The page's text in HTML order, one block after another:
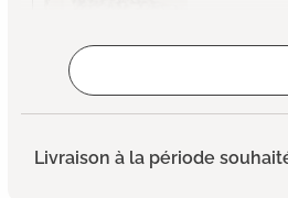
Livraison à la période